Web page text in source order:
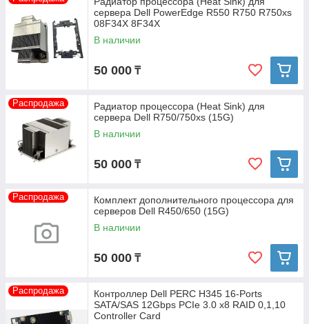
сервера Dell PowerEdge R550 R750 R750xs
08F34X 8F34X
В наличии
50 000 ₸
Распродажа
Радиатор процессора (Heat Sink) для
сервера Dell R750/750xs (15G)
В наличии
50 000 ₸
Распродажа
Комплект дополнительного процессора для
серверов Dell R450/650 (15G)
В наличии
50 000 ₸
Распродажа
Контроллер Dell PERC H345 16-Ports
SATA/SAS 12Gbps PCIe 3.0 x8 RAID 0,1,10
Controller Card